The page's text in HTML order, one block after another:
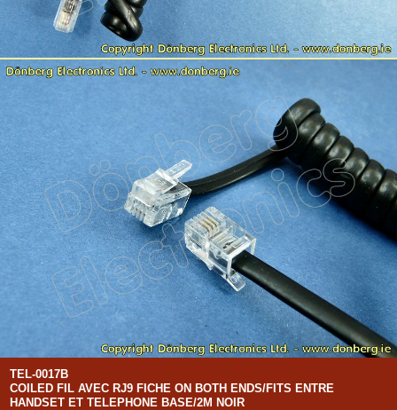
TEL-0017B
COILED FIL AVEC RJ9 FICHE ON BOTH ENDS/FITS ENTRE
HANDSET ET TELEPHONE BASE/2M NOIR